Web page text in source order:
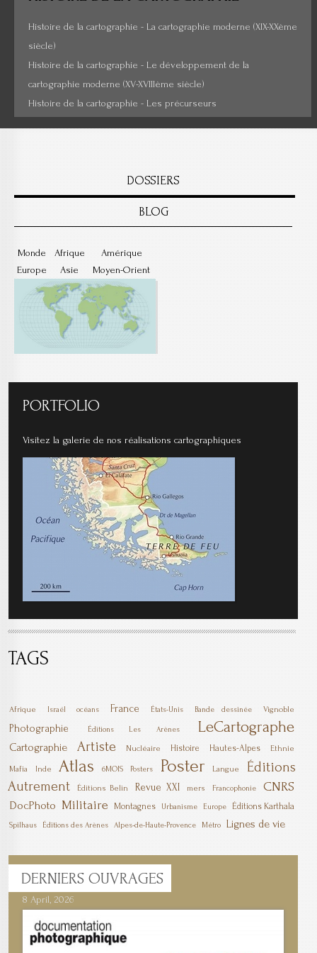
Histoire de la cartographie - La cartographie moderne (XIX-XXème
siècle)
Histoire de la cartographie - Le développement de la
cartographie moderne (XV-XVIIIème siècle)
Histoire de la cartographie - Les précurseurs
DOSSIERS
BLOG
Monde
Europe
Afrique
Asie
Amérique
Moyen-Orient
PORTFOLIO
Visitez la galerie de nos réalisations cartographiques
TAGS
Afrique Israël océans France États-Unis Bande dessinée Vignoble
Photographie Éditions Les Arènes LeCartographe
Cartographie Artiste Nucléaire Histoire Hautes-Alpes Ethnie
Mafia Inde Atlas 6MOIS Posters Poster Langue
Éditions
Autrement
Éditions Belin Revue XXI mers Francophonie CNRS
DocPhoto Militaire Montagnes Urbanisme Europe Éditions Karthala
Spilhaus Éditions des Arènes Alpes-de-Haute-Provence Métro Lignes de vie
DERNIERS OUVRAGES
8 April, 2026
7 April, 2026
1 March, 2026
23 December, 2025
9 December, 2025
6 October, 2025
5 April, 2025
17 March, 2025
11 January, 2025
10 January, 2025